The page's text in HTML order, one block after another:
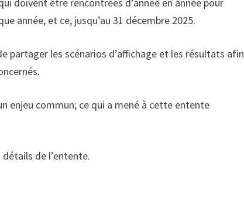
année, et ce, jusqu’au 31 décembre 2025.
partager les scénarios d’affichage et les résultats afin
enjeu commun; ce qui a mené à cette entente
de l’entente.